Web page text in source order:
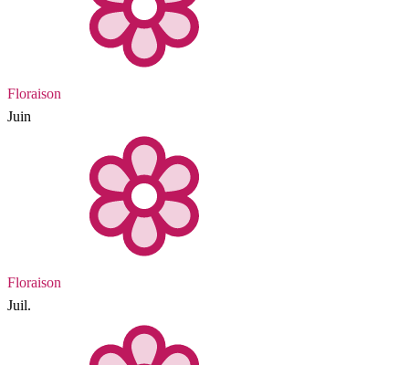
Floraison
Juin
Floraison
Juil.